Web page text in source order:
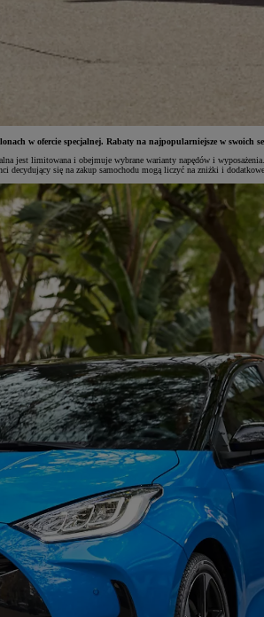
w ofercie specjalnej. Rabaty na najpopularniejsze w swoich
jest limitowana i obejmuje wybrane warianty napędów i
się na zakup samochodu mogą liczyć na zniżki i